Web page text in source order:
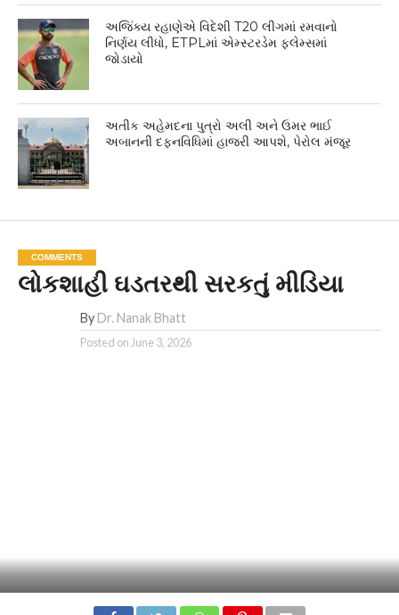
અજિંક્ય રહાણેએ વિદેશી T20 લીગમાં રમવાનો
નિર્ણય લીધો, ETPLમાં એમ્સ્ટરડેમ ફ્લેમ્સમાં
જોડાયો
અતીક અહેમદના પુત્રો અલી અને ઉમર ભાઈ
અબાનની દફનવિધિમાં હાજરી આપશે, પેરોલ મંજૂર
COMMENTS
લોકશાહી ઘડતરથી સરકતું મીડિયા
By Dr. Nanak Bhatt
Posted on June 3, 2026